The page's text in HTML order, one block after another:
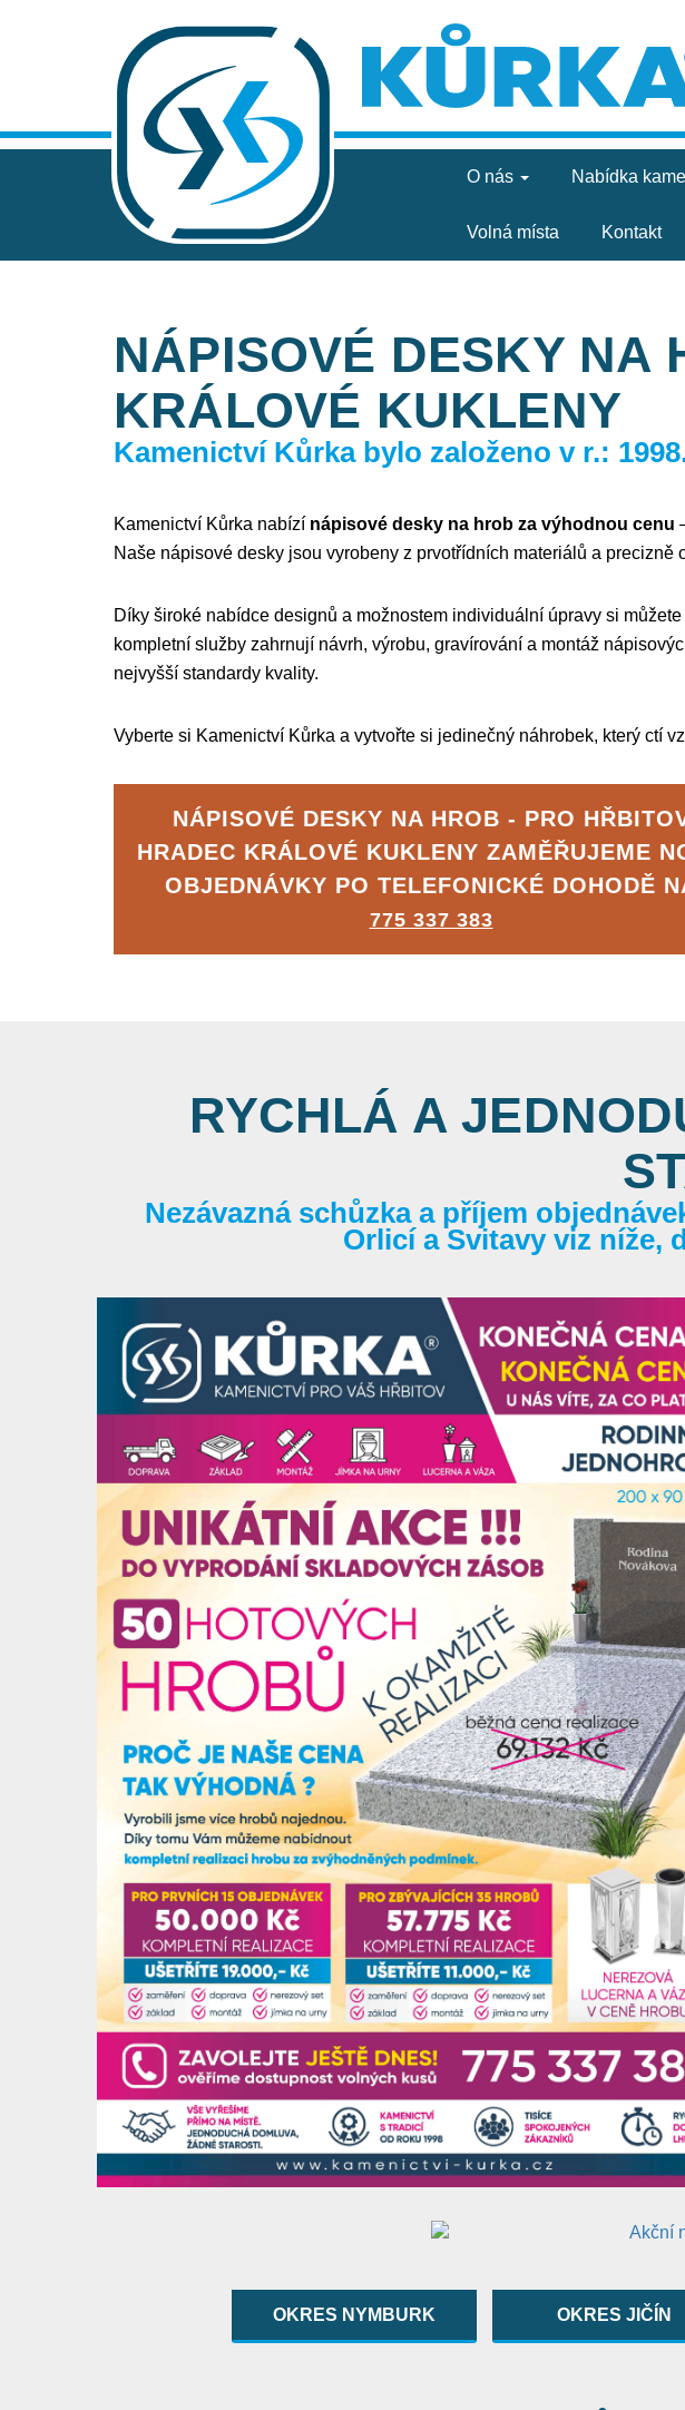
O nás Nabídka
Volná místa Kontakt
NÁPISOVÉ DESKY NA
KRÁLOVÉ KUKLENY
Kamenictví Kůrka bylo založeno v r.:
Kamenictví Kůrka nabízí nápisové desky na hrob za výhodnou cenu
Naše nápisové desky jsou vyrobeny z prvotřídních materiálů a
Díky široké nabídce designů a možnostem individuální úpravy si
kompletní služby zahrnují návrh, výrobu, gravírování a montáž
nejvyšší standardy kvality.
Vyberte si Kamenictví Kůrka a vytvořte si jedinečný náhrobek, který ctí
NÁPISOVÉ DESKY NA HROB - PRO
HRADEC KRÁLOVÉ KUKLENY ZAMĚŘUJEME
OBJEDNÁVKY PO TELEFONICKÉ DOHODĚ
775 337 383
RYCHLÁ A
Nezávazná schůzka a příjem
Orlicí a Svitavy viz níže,
OKRES NYMBURK OKRES JIČÍN